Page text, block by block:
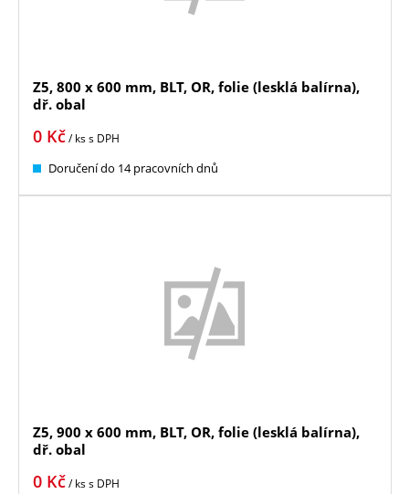
Z5, 800 x 600 mm, BLT, OR, folie (lesklá balírna),
dř. obal
0 Kč/ kss DPH
Doručení do 14 pracovních dnů
Z5, 900 x 600 mm, BLT, OR, folie (lesklá balírna),
dř. obal
0 Kč/ kss DPH